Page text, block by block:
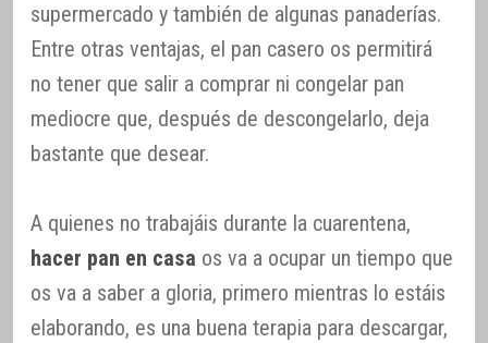
supermercado y también de algunas panaderías.
Entre otras ventajas, el pan casero os permitirá
no tener que salir a comprar ni congelar pan
mediocre que, después de descongelarlo, deja
bastante que desear.
A quienes no trabajáis durante la cuarentena,
hacer pan en casa os va a ocupar un tiempo que
os va a saber a gloria, primero mientras lo estáis
elaborando, es una buena terapia para descargar,